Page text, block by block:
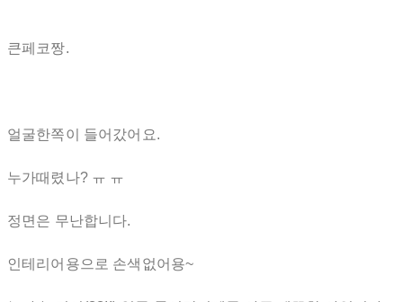
큰페코짱.
얼굴한쪽이 들어갔어요.
누가때렸나? ㅠ ㅠ
정면은 무난합니다.
인테리어용으로 손색없어용~